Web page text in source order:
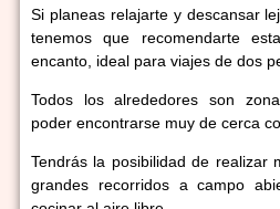
Si planeas relajarte y descansar
tenemos que recomendarte
encanto, ideal para viajes de dos
Todos los alrededores son
poder encontrarse muy de cerca
Tendrás la posibilidad de realizar
grandes recorridos a campo